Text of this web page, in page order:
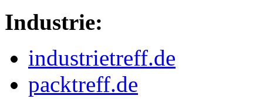
Industrie:
industrietreff.de
packtreff.de